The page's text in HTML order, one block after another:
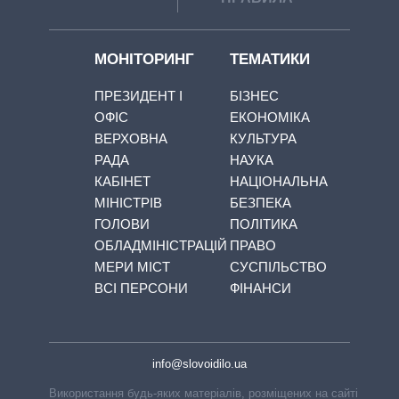
МОНІТОРИНГ
ПРЕЗИДЕНТ І
ОФІС
ВЕРХОВНА
РАДА
КАБІНЕТ
МІНІСТРІВ
ГОЛОВИ
ОБЛАДМІНІСТРАЦІЙ
МЕРИ МІСТ
ВСІ ПЕРСОНИ
ТЕМАТИКИ
БІЗНЕС
ЕКОНОМІКА
КУЛЬТУРА
НАУКА
НАЦІОНАЛЬНА
БЕЗПЕКА
ПОЛІТИКА
ПРАВО
СУСПІЛЬСТВО
ФІНАНСИ
info@slovoidilo.ua
Використання будь-яких матеріалів, розміщених на сайті,